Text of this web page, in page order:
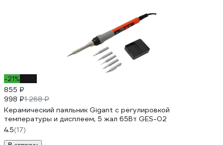
-21%
855 ₽
998 ₽1 268 ₽
Керамический паяльник Gigant с регулировкой
температуры и дисплеем, 5 жал 65Вт GES-02
4.5(17)